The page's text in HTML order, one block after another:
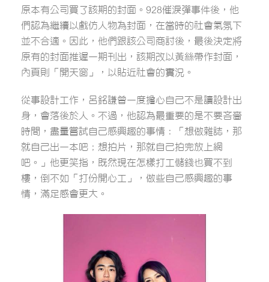
原本有公司買了該期的封面。928催淚彈事件後，他
們認為繼續以戲仿人物為封面，在當時的社會氣氛下
並不合適。因此，他們跟該公司商討後，最後決定將
原有的封面推遲一期刊出，該期改以黃絲帶作封面，
內頁則「開天窗」，以貼近社會的實況。
從事設計工作，呂銘謙曾一度擔心自己不是讀設計出
身，會落後於人。不過，他認為最重要的是不要吝嗇
時間，盡量嘗試自己感興趣的事情：「想做雜誌，那
就自己出一本吧；想拍片，那就自己拍完放上網
吧。」他更笑指，既然現在怎樣打工儲錢也買不到
樓，倒不如「打份開心工」，做些自己感興趣的事
情，滿足感會更大。